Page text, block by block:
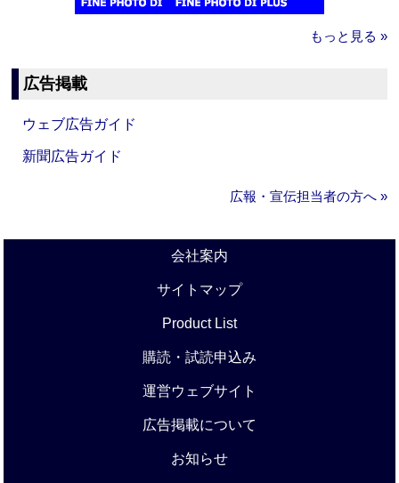
もっと見る »
広告掲載
ウェブ広告ガイド
新聞広告ガイド
広報・宣伝担当者の方へ »
会社案内
サイトマップ
Product List
購読・試読申込み
運営ウェブサイト
広告掲載について
お知らせ